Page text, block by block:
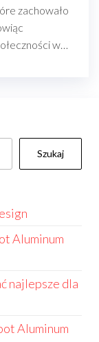
zachowało
w…
Szukaj
Aluminum
najlepsze dla
Aluminum